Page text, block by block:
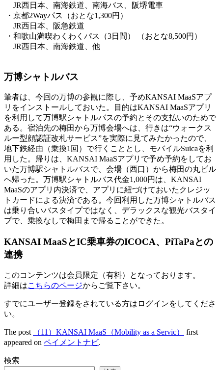
JR西日本、南海鉄道、南海バス、阪堺電車
・京都2Wayパス（おとな1,300円）
JR西日本、阪急鉄道
・和歌山満喫わくわくパス（3日間） （おとな8,500円）
JR西日本、南海鉄道、他
万博シャトルバス
筆者は、今回の万博の参観に際し、予めKANSAI MaaSアプ
リをインストールしておいた。目的はKANSAI MaaSアプリ
を利用して万博駅シャトルバスの予約とその支払いのためで
ある。宿泊先の梅田から万博会場へは、行きは“ウォークス
ルー型顔認証改札サービス”を実際に見てみたかったので、
地下鉄経由（乗換1回）で行くこととし、モバイルSuicaを利
用した。帰りは、KANSAI MaaSアプリで予め予約をしてお
いた万博駅シャトルバスで、会場（西口）から梅田の丸ビル
へ帰った。万博駅シャトルバス代金1,000円は、KANSAI
MaaSのアプリ内決済で、アプリに紐づけておいたクレジッ
トカードによる決済である。今回利用した万博シャトルバス
は乗り合いバスタイプではなく、デラックスな観光バスタイ
プで、乗換なしで梅田まで帰ることができた。
KANSAI MaaSとIC乗車券のICOCA、PiTaPaとの
連携
このコンテンツは会員限定（有料）となっております。
詳細はこちらのページからご覧下さい。
すでにユーザー登録をされている方は ログインをしてくださ
い。
The post （11）KANSAI MaaS（Mobility as a Servic）
first
appeared on ペイメントナビ.
検索